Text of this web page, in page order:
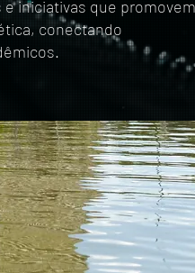
e iniciativas que promovem
conectando